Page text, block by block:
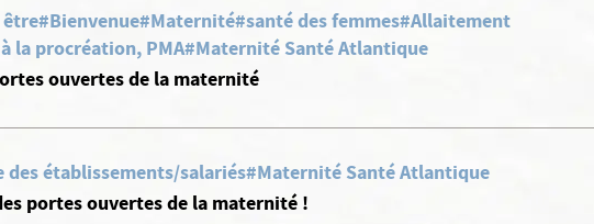
#Bienvenue#Maternité#santé des femmes#Allaitement
la procréation, PMA#Maternité Santé Atlantique
ouvertes de la maternité
des établissements/salariés#Maternité Santé Atlantique
portes ouvertes de la maternité !